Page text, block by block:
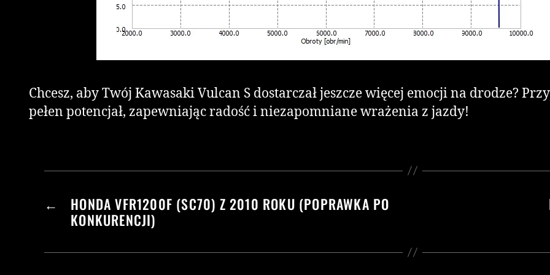
Chcesz, aby Twój Kawasaki Vulcan S dostarczał jeszcze więcej emocji na drodze?
pełen potencjał, zapewniając radość i niezapomniane wrażenia z jazdy!
←
HONDA VFR1200F (SC70) Z 2010 ROKU (POPRAWKA PO
KONKURENCJI)